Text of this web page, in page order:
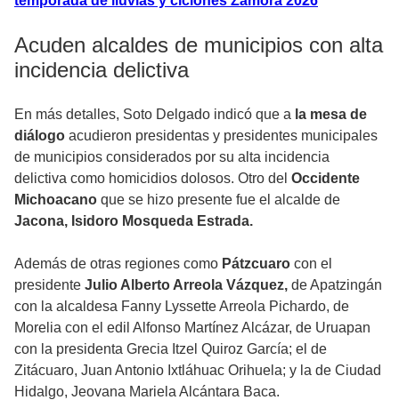
Acuden alcaldes de municipios con alta
incidencia delictiva
En más detalles, Soto Delgado indicó que a la mesa de
diálogo acudieron presidentas y presidentes municipales
de municipios considerados por su alta incidencia
delictiva como homicidios dolosos. Otro del Occidente
Michoacano que se hizo presente fue el alcalde de
Jacona, Isidoro Mosqueda Estrada.
Además de otras regiones como Pátzcuaro con el
presidente Julio Alberto Arreola Vázquez, de Apatzingán
con la alcaldesa Fanny Lyssette Arreola Pichardo, de
Morelia con el edil Alfonso Martínez Alcázar, de Uruapan
con la presidenta Grecia Itzel Quiroz García; el de
Zitácuaro, Juan Antonio Ixtláhuac Orihuela; y la de Ciudad
Hidalgo, Jeovana Mariela Alcántara Baca.